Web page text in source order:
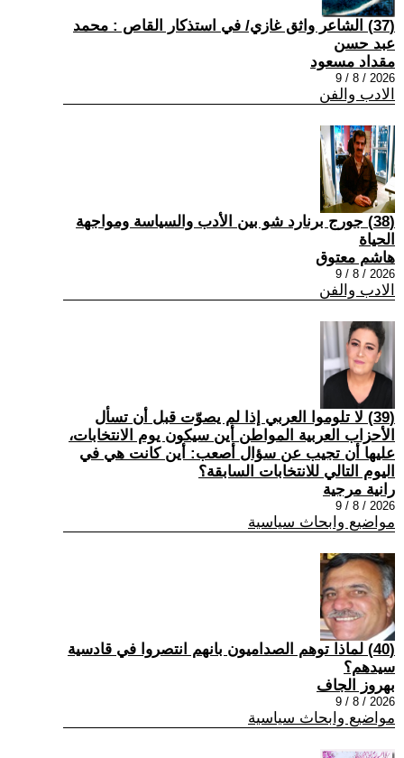
(37) الشاعر واثق غازي/ في استذكار القاص : محمد
عبد حسن
مقداد مسعود
2026 / 8 / 9
الادب والفن
(38) جورج برنارد شو بين الأدب والسياسة ومواجهة
الحياة
هاشم معتوق
2026 / 8 / 9
الادب والفن
(39) لا تلوموا العربي إذا لم يصوّت قبل أن تسأل
الأحزاب العربية المواطن أين سيكون يوم الانتخابات،
عليها أن تجيب عن سؤال أصعب: أين كانت هي في
اليوم التالي للانتخابات السابقة؟
رانية مرجية
2026 / 8 / 9
مواضيع وابحاث سياسية
(40) ‏لماذا توهم الصداميون بانهم انتصروا في قادسية
سيدهم؟
بهروز الجاف
2026 / 8 / 9
مواضيع وابحاث سياسية